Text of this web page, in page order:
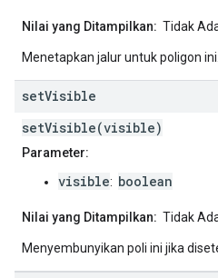
Nilai yang Ditampilkan: Tidak
Menetapkan jalur untuk poligon ini.
setVisible
setVisible(visible)
Parameter:
visible: boolean
Nilai yang Ditampilkan: Tidak
Menyembunyikan poli ini jika